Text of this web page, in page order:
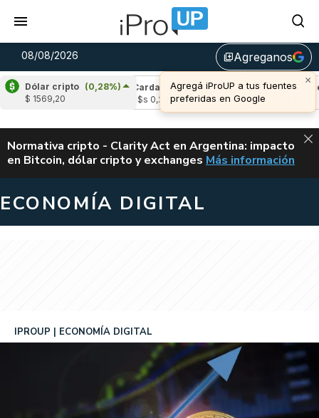
08/08/2026 library_addAgreganos
×
Agregá iProUP a tus fuentes
preferidas en Google
Dólar cripto (0,28%)
$ 1569,20
(0,23%)
Cardano (-0,71%)
u$s 0,20
Avalanche
u$s 6,53
ALERTA
Normativa cripto - Clarity Act en Argentina: impacto
en Bitcoin, dólar cripto y exchanges CLARITY ACT EN
Más información
ECONOMÍA DIGITAL
IPROUP ECONOMÍA DIGITAL